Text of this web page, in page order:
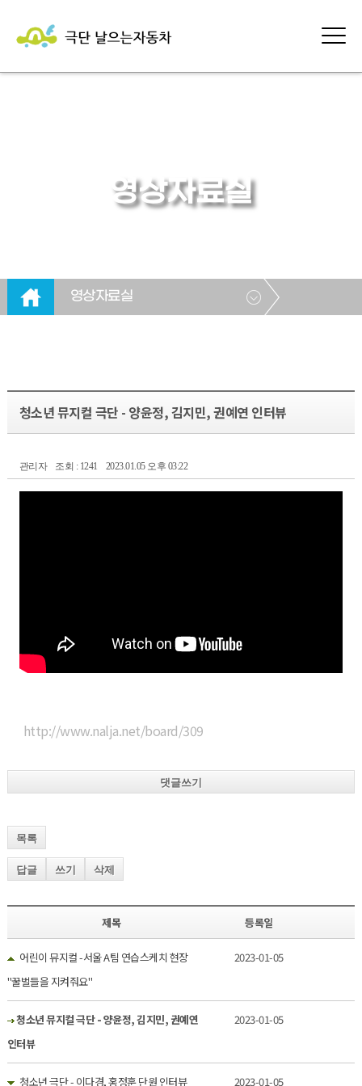
영상자료실
영상자료실
청소년 뮤지컬 극단 - 양윤정, 김지민, 권예연 인터뷰
관리자 조회 : 1241 2023.01.05 오후 03:22
http://www.nalja.net/board/309
댓글쓰기
목록
답글 쓰기 삭제
제목 등록일
어린이 뮤지컬 -서울 A팀 연습스케치 현장
"꿀벌들을 지켜줘요"
2023-01-05
청소년 뮤지컬 극단 - 양윤정, 김지민, 권예연
인터뷰
2023-01-05
청소년 극단 - 이다경, 홍정훈 단원 인터뷰 2023-01-05